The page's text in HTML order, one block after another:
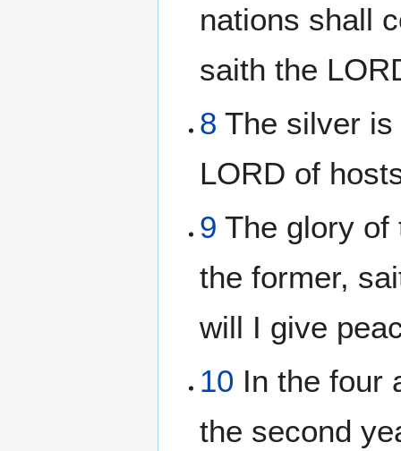
nations shall
saith the
8 The silver
LORD of
9 The glory of
the former,
will I give
10 In the four
the second